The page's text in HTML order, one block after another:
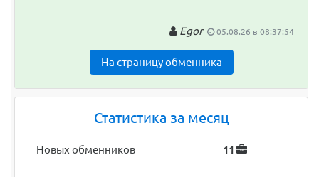
Egor 05.08.26 в 08:37:54
На страницу обменника
Статистика за месяц
Новых обменников 11